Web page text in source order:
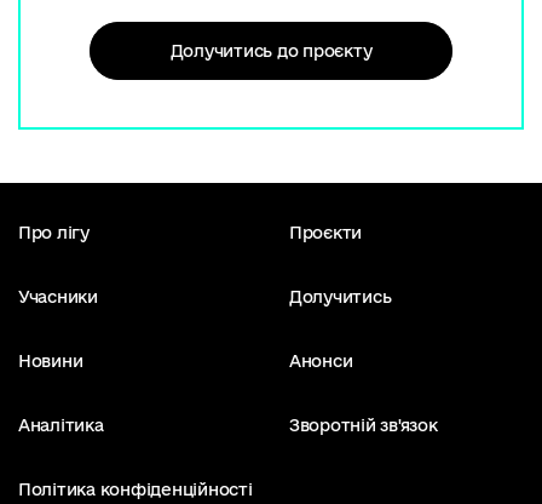
Долучитись до проєкту
Про лігу Проєкти
Учасники Долучитись
Новини Анонси
Аналітика Зворотній зв'язок
Політика конфіденційності